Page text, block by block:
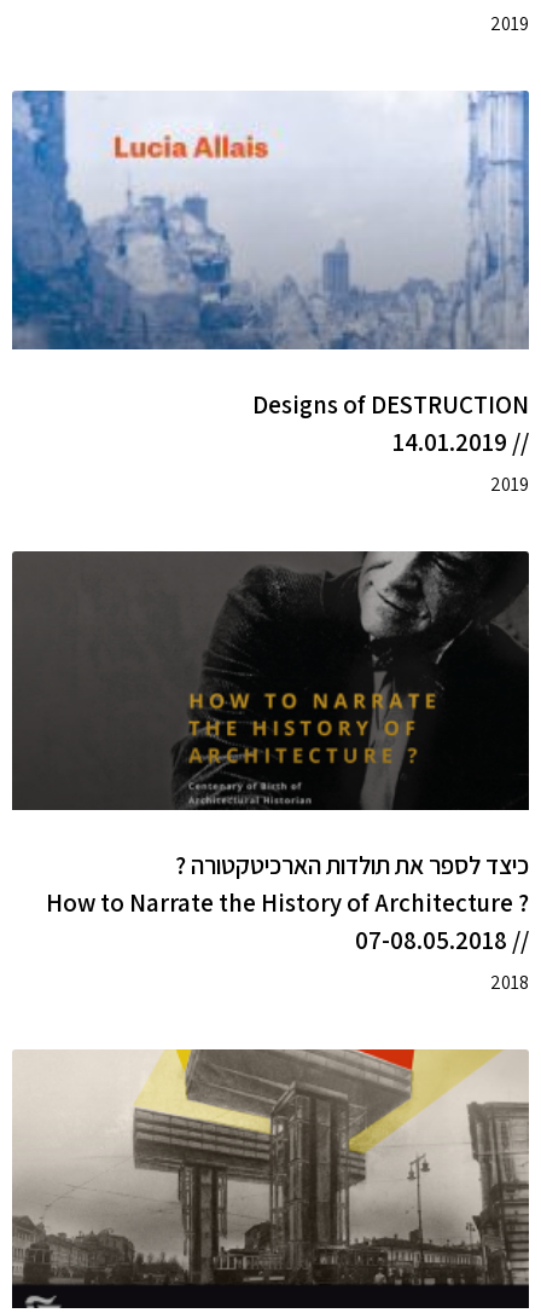
2019
Designs of DESTRUCTION
// 14.01.2019
2019
כיצד לספר את תולדות הארכיטקטורה ?
? How to Narrate the History of Architecture
// 07-08.05.2018
2018